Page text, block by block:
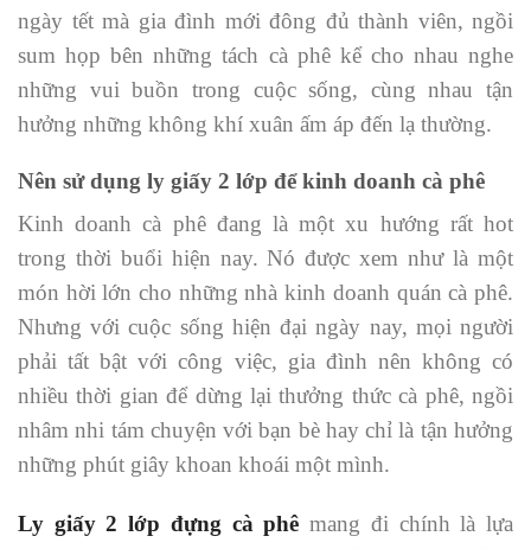
ngày tết mà gia đình mới đông đủ thành viên, ngồi
sum họp bên những tách cà phê kể cho nhau nghe
những vui buồn trong cuộc sống, cùng nhau tận
hưởng những không khí xuân ấm áp đến lạ thường.
Nên sử dụng ly giấy 2 lớp để kinh doanh cà phê
Kinh doanh cà phê đang là một xu hướng rất hot
trong thời buổi hiện nay. Nó được xem như là một
món hời lớn cho những nhà kinh doanh quán cà phê.
Nhưng với cuộc sống hiện đại ngày nay, mọi người
phải tất bật với công việc, gia đình nên không có
nhiều thời gian để dừng lại thưởng thức cà phê, ngồi
nhâm nhi tám chuyện với bạn bè hay chỉ là tận hưởng
những phút giây khoan khoái một mình.
Ly giấy 2 lớp đựng cà phê mang đi chính là lựa